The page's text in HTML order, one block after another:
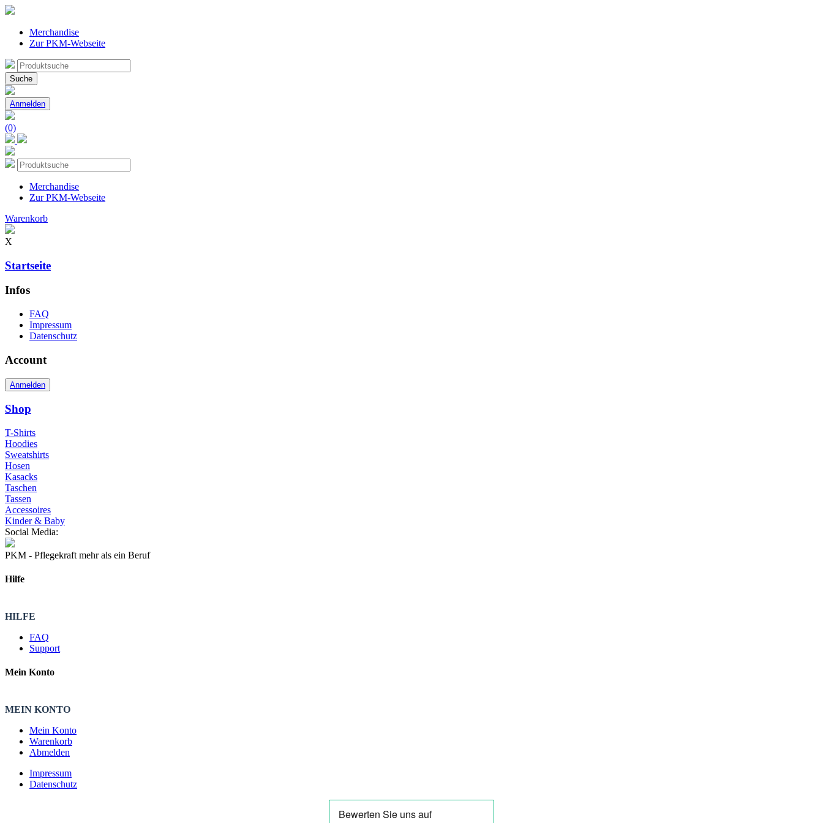
Merchandise
Zur PKM-Webseite
Suche
nach:
Suche
Anmelden
(0)
Merchandise
Zur PKM-Webseite
Warenkorb
X
Startseite
Infos
FAQ
Impressum
Datenschutz
Account
Anmelden
Shop
T-Shirts
Hoodies
Sweatshirts
Hosen
Kasacks
Taschen
Tassen
Accessoires
Kinder & Baby
Social Media:
PKM - Pflegekraft mehr als ein Beruf
Hilfe
HILFE
FAQ
Support
Mein Konto
MEIN KONTO
Mein Konto
Warenkorb
Abmelden
Impressum
Datenschutz